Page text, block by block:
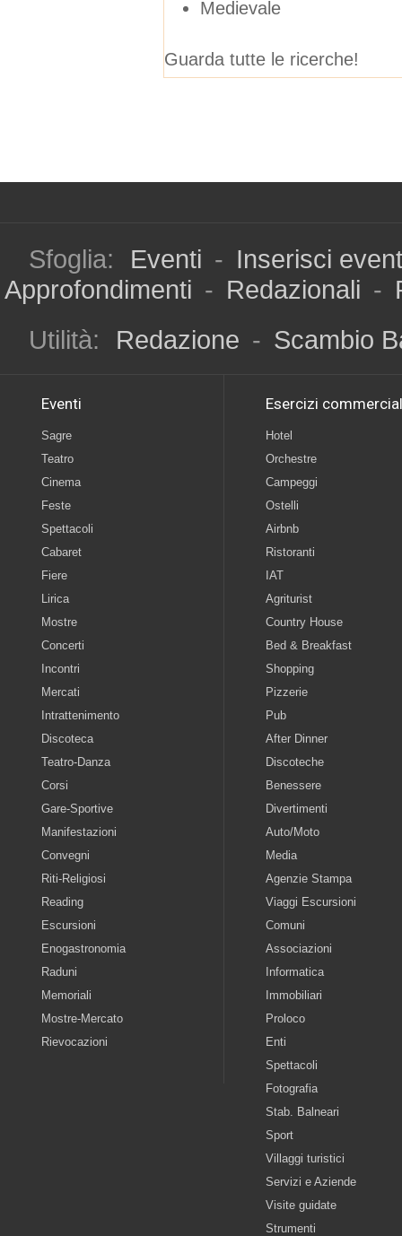
Medievale
Guarda tutte le ricerche!
Sfoglia: Eventi - Inserisci
Approfondimenti - Redazionali -
Utilità:
Redazione - Scambio
Eventi
Sagre
Teatro
Cinema
Feste
Spettacoli
Cabaret
Fiere
Lirica
Mostre
Concerti
Incontri
Mercati
Intrattenimento
Discoteca
Teatro-Danza
Corsi
Gare-Sportive
Manifestazioni
Convegni
Riti-Religiosi
Reading
Escursioni
Enogastronomia
Raduni
Memoriali
Mostre-Mercato
Rievocazioni
Esercizi
Hotel
Orchestre
Campeggi
Ostelli
Airbnb
Ristoranti
IAT
Agriturist
Country House
Bed & Breakfast
Shopping
Pizzerie
Pub
After Dinner
Discoteche
Benessere
Divertimenti
Auto/Moto
Media
Agenzie Stampa
Viaggi Escursioni
Comuni
Associazioni
Informatica
Immobiliari
Proloco
Enti
Spettacoli
Fotografia
Stab. Balneari
Sport
Villaggi turistici
Servizi e Aziende
Visite guidate
Strumenti